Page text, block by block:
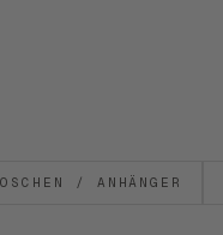
/ ANHÄNGER